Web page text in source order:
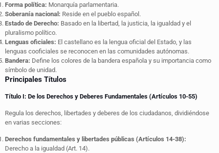
Forma política: Monarquía parlamentaria.
Soberanía nacional: Reside en el pueblo español.
Estado de Derecho: Basado en la libertad, la justicia, la igualdad y el
pluralismo político.
Lenguas oficiales: El castellano es la lengua oficial del Estado, y las
lenguas cooficiales se reconocen en las comunidades autónomas.
Bandera: Define los colores de la bandera española y su importancia como
símbolo de unidad.
Principales Títulos
Título I: De los Derechos y Deberes Fundamentales (Artículos 10-55)
Regula los derechos, libertades y deberes de los ciudadanos, dividiéndose
en varias secciones:
Derechos fundamentales y libertades públicas (Artículos 14-38):
Derecho a la igualdad (Art. 14).